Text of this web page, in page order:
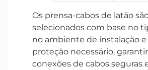
Os prensa-cabos de latão
selecionados com base no
no ambiente de instalação
proteção necessário,
conexões de cabos seguras